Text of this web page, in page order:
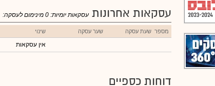
עסקאות אחרונות עסקאות יומיות: 0 מינימום לעסקה:
מספר שעת עסקה שער עסקה שינוי
אין עסקאות
דוחות כספיים